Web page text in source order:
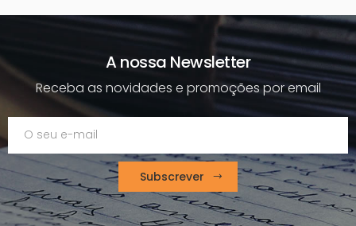
A nossa Newsletter
Receba as novidades e promoções por email
Subscrever